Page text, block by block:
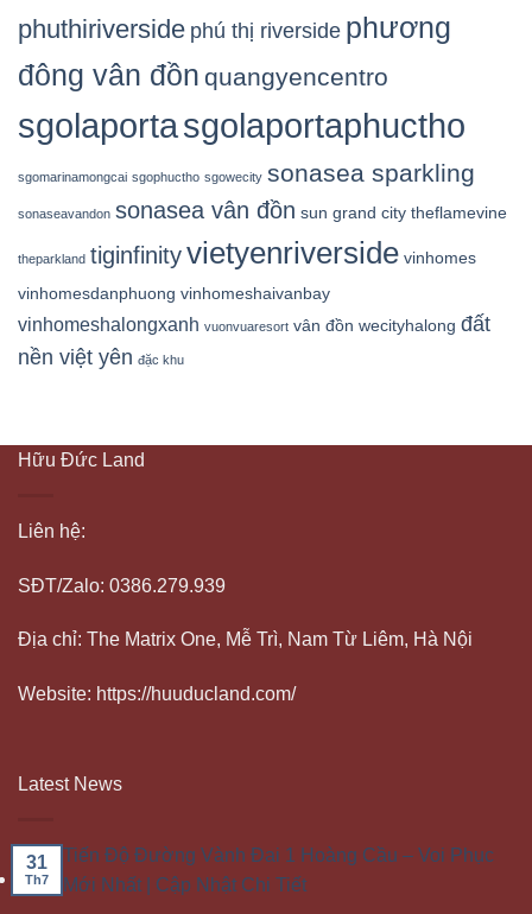
phuthiriverside phú thị riverside phương
đông vân đồn quangyencentro
sgolaportasgolaportaphuctho
sgomarinamongcai sgophuctho sgowecity sonasea sparkling
sonaseavandon sonasea vân đồn sun grand city theflamevine
theparkland tiginfinityvietyenriverside vinhomes
vinhomesdanphuong vinhomeshaivanbay
vinhomeshalongxanh vuonvuaresort vân đồn wecityhalong đất
nền việt yên đặc khu
Hữu Đức Land
Liên hệ:
SĐT/Zalo: 0386.279.939
Địa chỉ: The Matrix One, Mễ Trì, Nam Từ Liêm, Hà Nội
Website: https://huuducland.com/
Latest News
31
Th7
Tiến Độ Đường Vành Đai 1 Hoàng Cầu – Voi Phục
Mới Nhất | Cập Nhật Chi Tiết